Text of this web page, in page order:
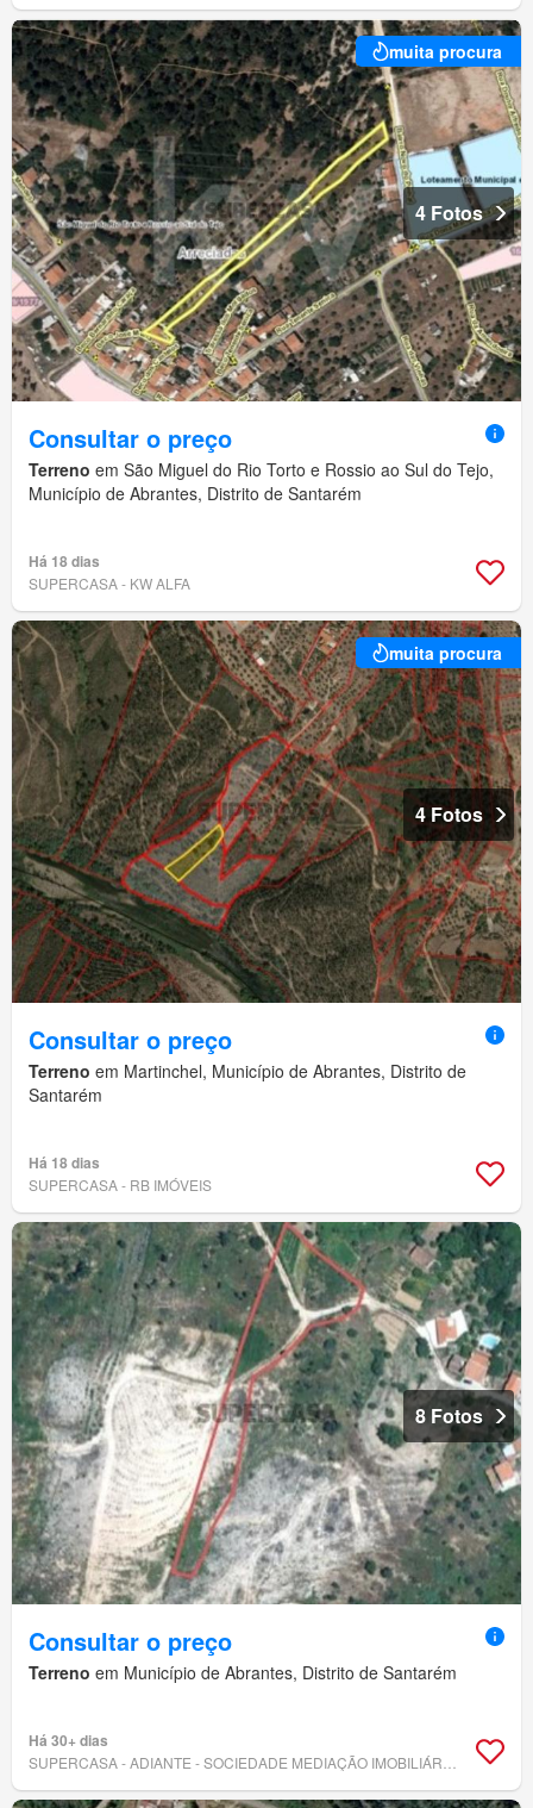
muita procura
4 Fotos
Consultar o preço
Terreno em São Miguel do Rio Torto e Rossio ao Sul do Tejo,
Município de Abrantes, Distrito de Santarém
Há 18 dias
SUPERCASA - KW ALFA
muita procura
4 Fotos
Consultar o preço
Terreno em Martinchel, Município de Abrantes, Distrito de
Santarém
Há 18 dias
SUPERCASA - RB IMÓVEIS
8 Fotos
Consultar o preço
Terreno em Município de Abrantes, Distrito de Santarém
Há 30+ dias